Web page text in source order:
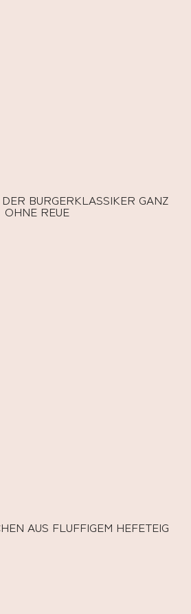
BURGERKLASSIKER GANZ
OHNE REUE
AUS FLUFFIGEM HEFETEIG